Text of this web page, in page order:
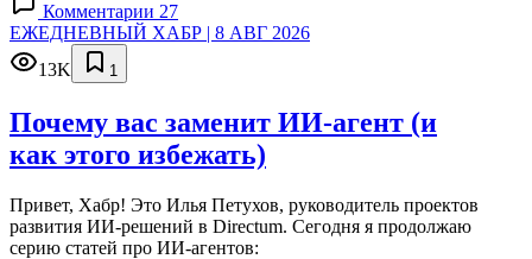
Комментарии 27
ЕЖЕДНЕВНЫЙ ХАБР | 8 АВГ 2026
13K
1
Почему вас заменит ИИ‑агент (и
как этого избежать)
Привет, Хабр! Это Илья Петухов, руководитель проектов
развития ИИ-решений в Directum. Сегодня я продолжаю
серию статей про ИИ-агентов: